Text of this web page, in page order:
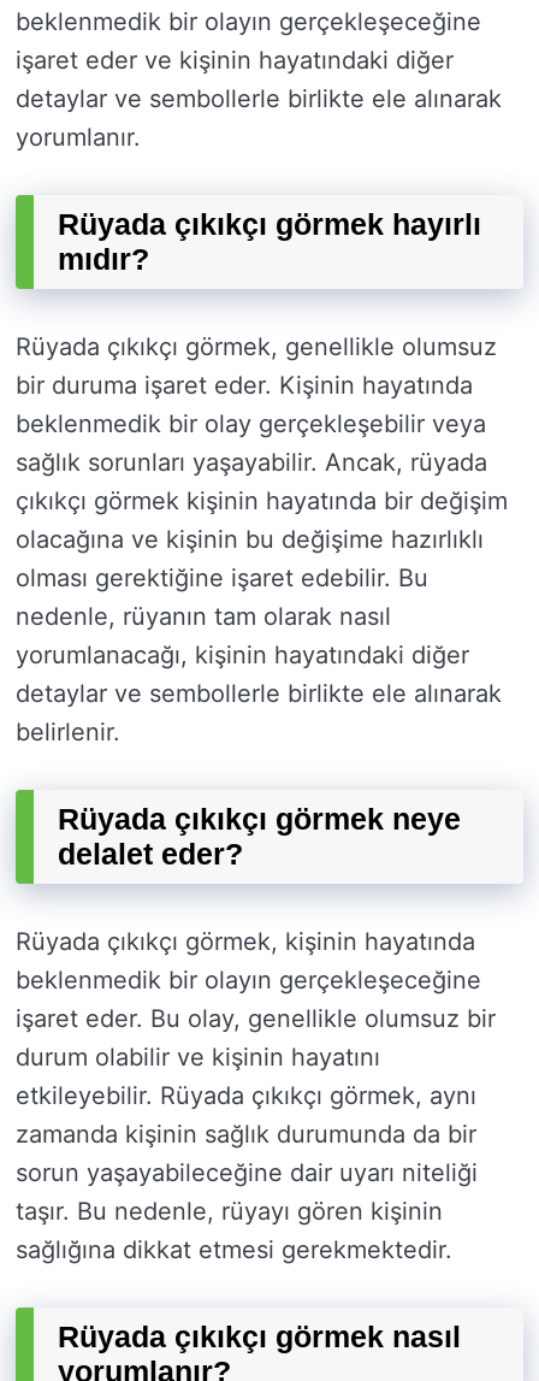
beklenmedik bir olayın gerçekleşeceğine
işaret eder ve kişinin hayatındaki diğer
detaylar ve sembollerle birlikte ele alınarak
yorumlanır.
Rüyada çıkıkçı görmek hayırlı
mıdır?
Rüyada çıkıkçı görmek, genellikle olumsuz
bir duruma işaret eder. Kişinin hayatında
beklenmedik bir olay gerçekleşebilir veya
sağlık sorunları yaşayabilir. Ancak, rüyada
çıkıkçı görmek kişinin hayatında bir değişim
olacağına ve kişinin bu değişime hazırlıklı
olması gerektiğine işaret edebilir. Bu
nedenle, rüyanın tam olarak nasıl
yorumlanacağı, kişinin hayatındaki diğer
detaylar ve sembollerle birlikte ele alınarak
belirlenir.
Rüyada çıkıkçı görmek neye
delalet eder?
Rüyada çıkıkçı görmek, kişinin hayatında
beklenmedik bir olayın gerçekleşeceğine
işaret eder. Bu olay, genellikle olumsuz bir
durum olabilir ve kişinin hayatını
etkileyebilir. Rüyada çıkıkçı görmek, aynı
zamanda kişinin sağlık durumunda da bir
sorun yaşayabileceğine dair uyarı niteliği
taşır. Bu nedenle, rüyayı gören kişinin
sağlığına dikkat etmesi gerekmektedir.
Rüyada çıkıkçı görmek nasıl
yorumlanır?